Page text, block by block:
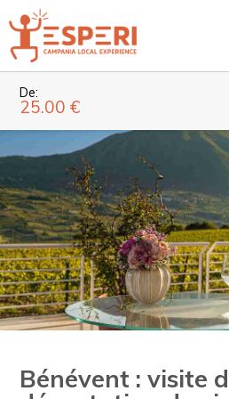
De:
25.00 €
Bénévent : visite